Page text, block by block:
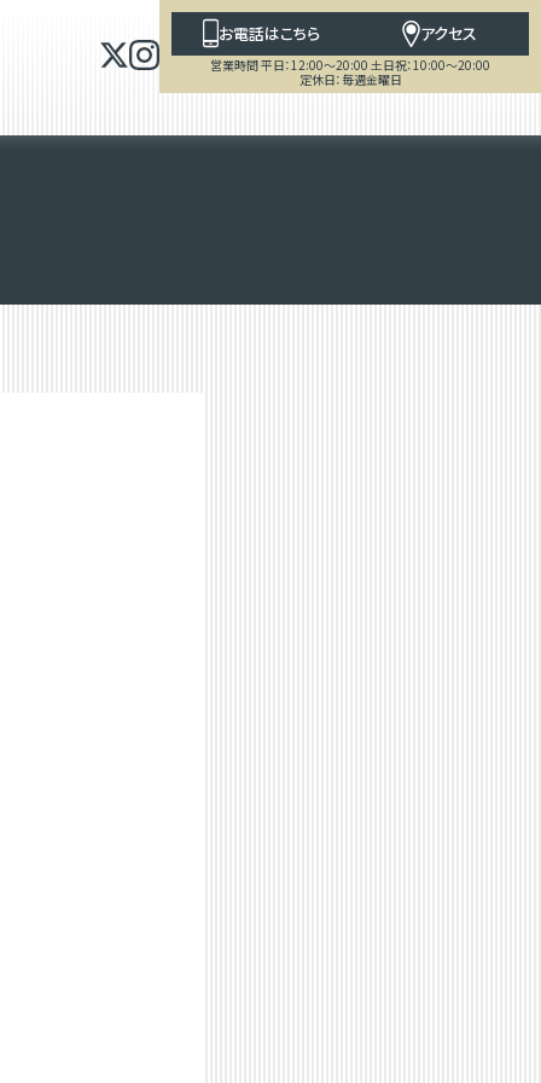
お電話はこちら アクセス
営業時間 平日：12:00～20:00 土日祝：10:00～20:00
定休日：毎週金曜日